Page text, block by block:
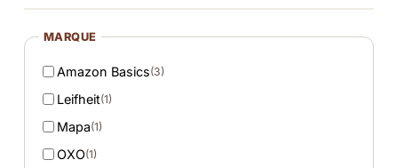
MARQUE
Amazon Basics(3)
Leifheit(1)
Mapa(1)
OXO(1)